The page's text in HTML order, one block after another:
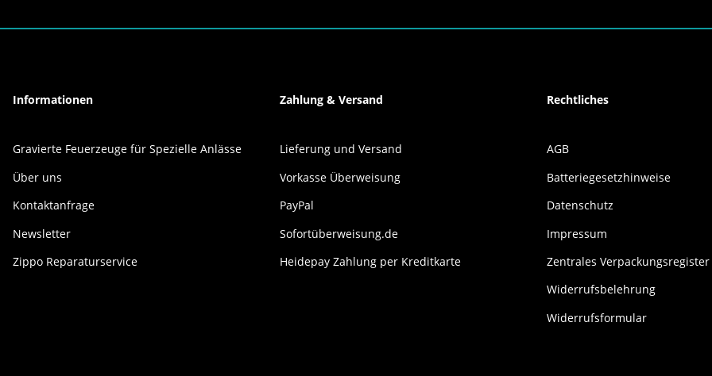
Informationen
Gravierte Feuerzeuge für Spezielle Anlässe
Über uns
Kontaktanfrage
Newsletter
Zippo Reparaturservice
Zahlung & Versand
Lieferung und Versand
Vorkasse Überweisung
PayPal
Sofortüberweisung.de
Heidepay Zahlung per Kreditkarte
Rechtliches
AGB
Batteriegesetzhinweise
Datenschutz
Impressum
Zentrales Verpackungsregister
Widerrufsbelehrung
Widerrufsformular